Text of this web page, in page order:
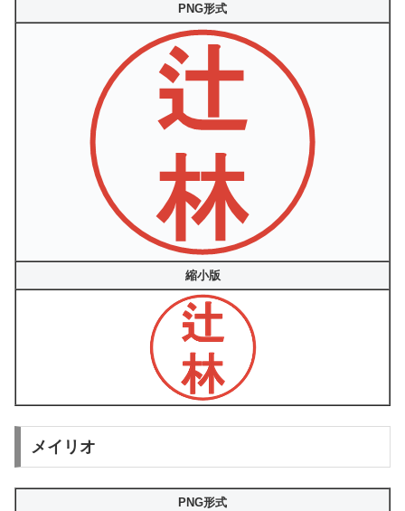
PNG形式
縮小版
メイリオ
PNG形式